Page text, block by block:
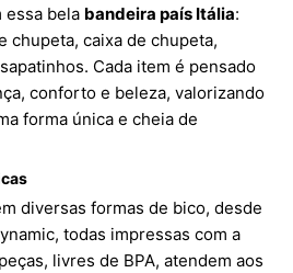
essa bela bandeira país Itália:
chupeta, caixa de chupeta,
Cada item é pensado
conforto e beleza, valorizando
forma única e cheia de
diversas formas de bico, desde
todas impressas com a
livres de BPA, atendem aos